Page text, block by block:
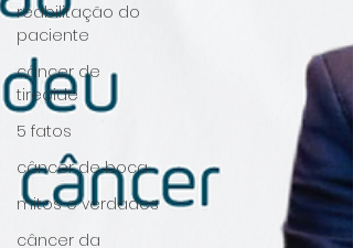
reabilitação do
paciente
câncer de
tireoide
5 fatos
câncer de boca
mitos e verdades
câncer da